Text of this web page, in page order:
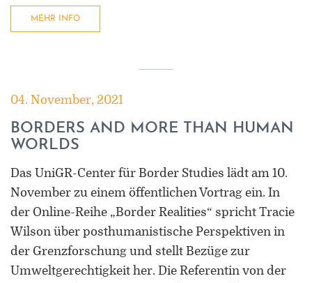
MEHR INFO
04. November, 2021
BORDERS AND MORE THAN HUMAN
WORLDS
Das UniGR-Center für Border Studies lädt am 10.
November zu einem öffentlichen Vortrag ein. In
der Online-Reihe „Border Realities“ spricht Tracie
Wilson über posthumanistische Perspektiven in
der Grenzforschung und stellt Bezüge zur
Umweltgerechtigkeit her. Die Referentin von der